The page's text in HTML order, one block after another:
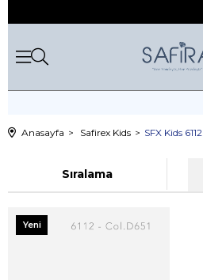
Anasayfa Safirex Kids SFX Kids 6112
Sıralama
Yeni